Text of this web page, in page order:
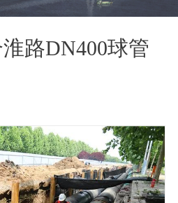
路DN400球管